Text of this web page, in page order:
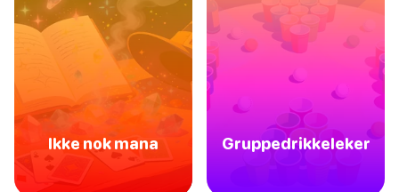
Ikke nok mana Gruppedrikkeleker